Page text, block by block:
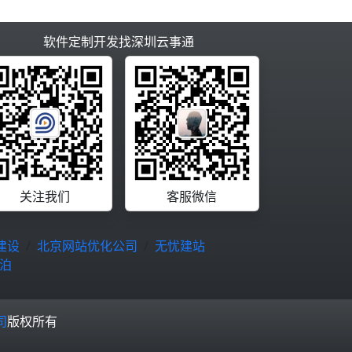
软件定制开发找深圳云事通
关注我们 客服微信
设 北京网站优化公司
无忧建站
版权所有